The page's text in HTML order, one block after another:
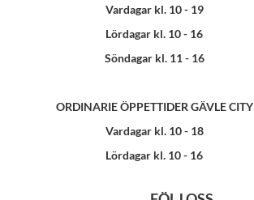
Vardagar kl. 10 - 19
Lördagar kl. 10 - 16
Söndagar kl. 11 - 16
ORDINARIE ÖPPETTIDER GÄVLE CITY
Vardagar kl. 10 - 18
Lördagar kl. 10 - 16